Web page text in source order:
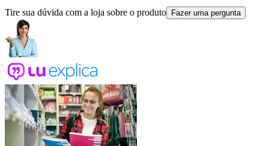
Tire sua dúvida com a loja sobre o produto Fazer uma pergunta